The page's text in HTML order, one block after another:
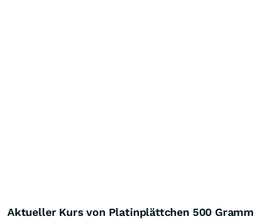
Aktueller Kurs von Platinplättchen 500 Gramm